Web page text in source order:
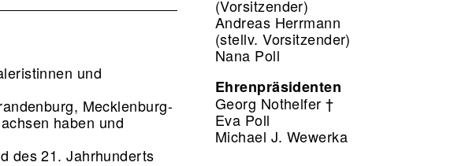
und
Mecklenburg-
haben und
des 21. Jahrhunderts
(Vorsitzender)
Andreas Herrmann
(stellv. Vorsitzender)
Nana Poll
Ehrenpräsidenten
Georg Nothelfer †
Eva Poll
Michael J. Wewerka